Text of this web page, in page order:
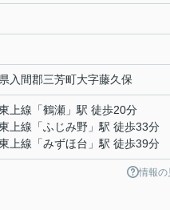
入間郡三芳町大字藤久保
上線 「鶴瀬 」駅 徒歩20分
上線 「ふじみ野 」駅 徒歩33分
上線 「みずほ台 」駅 徒歩39分
情報の